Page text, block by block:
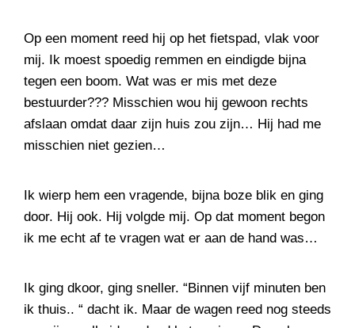
Op een moment reed hij op het fietspad, vlak voor
mij. Ik moest spoedig remmen en eindigde bijna
tegen een boom. Wat was er mis met deze
bestuurder??? Misschien wou hij gewoon rechts
afslaan omdat daar zijn huis zou zijn… Hij had me
misschien niet gezien…
Ik wierp hem een vragende, bijna boze blik en ging
door. Hij ook. Hij volgde mij. Op dat moment begon
ik me echt af te vragen wat er aan de hand was…
Ik ging dkoor, ging sneller. “Binnen vijf minuten ben
ik thuis.. “ dacht ik. Maar de wagen reed nog steeds